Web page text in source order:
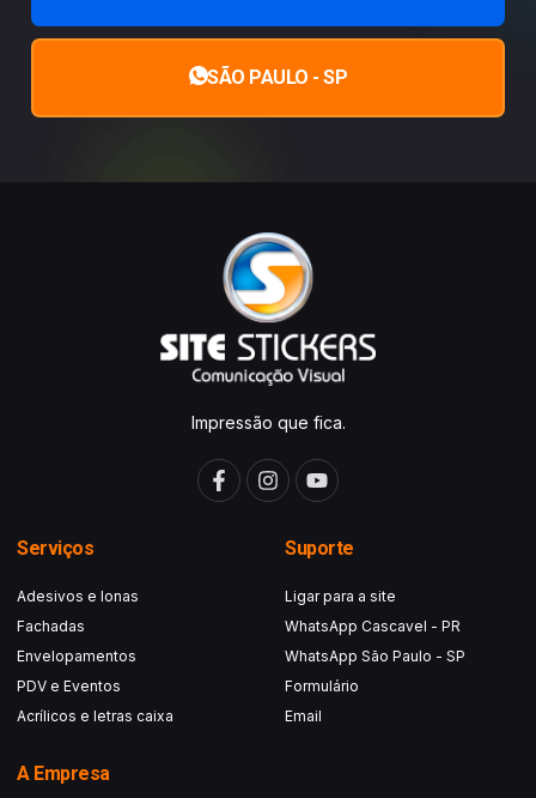
SÃO PAULO - SP
Impressão que fica.
Serviços
Adesivos e lonas
Fachadas
Envelopamentos
PDV e Eventos
Acrílicos e letras caixa
Suporte
Ligar para a site
WhatsApp Cascavel - PR
WhatsApp São Paulo - SP
Formulário
Email
A Empresa